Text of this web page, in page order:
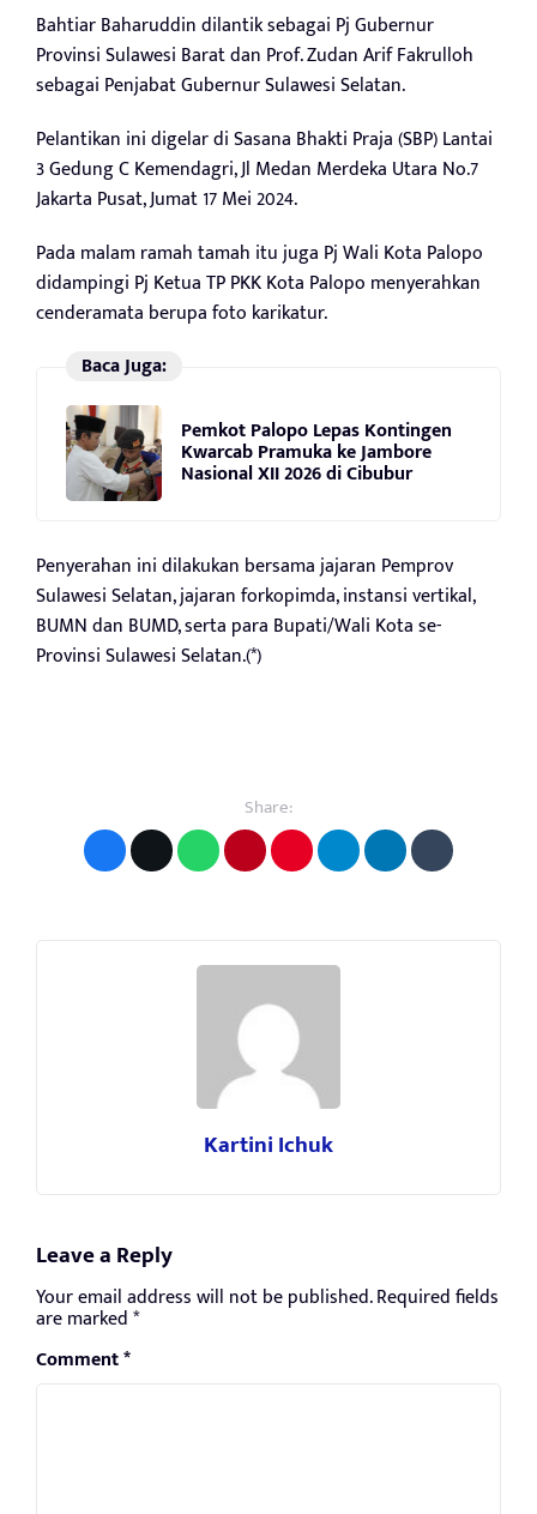
Bahtiar Baharuddin dilantik sebagai Pj Gubernur
Provinsi Sulawesi Barat dan Prof. Zudan Arif Fakrulloh
sebagai Penjabat Gubernur Sulawesi Selatan.
Pelantikan ini digelar di Sasana Bhakti Praja (SBP) Lantai
3 Gedung C Kemendagri, Jl Medan Merdeka Utara No.7
Jakarta Pusat, Jumat 17 Mei 2024.
Pada malam ramah tamah itu juga Pj Wali Kota Palopo
didampingi Pj Ketua TP PKK Kota Palopo menyerahkan
cenderamata berupa foto karikatur.
Baca Juga:
Pemkot Palopo Lepas Kontingen
Kwarcab Pramuka ke Jambore
Nasional XII 2026 di Cibubur
Penyerahan ini dilakukan bersama jajaran Pemprov
Sulawesi Selatan, jajaran forkopimda, instansi vertikal,
BUMN dan BUMD, serta para Bupati/Wali Kota se-
Provinsi Sulawesi Selatan.(*)
Share:
Kartini Ichuk
Leave a Reply
Your email address will not be published.Required fields
are marked*
Comment*